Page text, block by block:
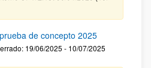
de concepto 2025
19/06/2025 - 10/07/2025